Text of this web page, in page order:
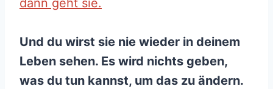
dann geht sie.
Und du wirst sie nie wieder in deinem
Leben sehen. Es wird nichts geben,
was du tun kannst, um das zu ändern.